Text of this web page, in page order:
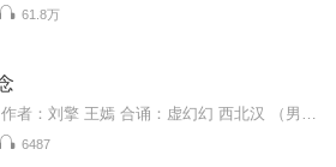
61.8万
6487